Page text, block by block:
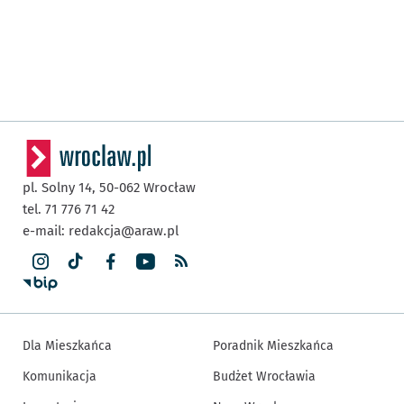
pl. Solny 14, 50-062 Wrocław
tel. 71 776 71 42
e-mail: redakcja@araw.pl
Dla Mieszkańca
Komunikacja
Poradnik Mieszkańca
Budżet Wrocławia